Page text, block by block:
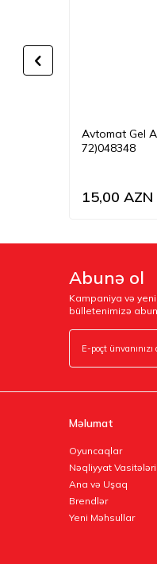
Avtomat Gel
72)048348
15,00 AZN
Abunə ol
Kampaniya və
bülletenimizə
Məlumat
Oyuncaqlar
Nəqliyyat Vasitələri
Ana və Uşaq
Brendlər
Yeni Məhsullar